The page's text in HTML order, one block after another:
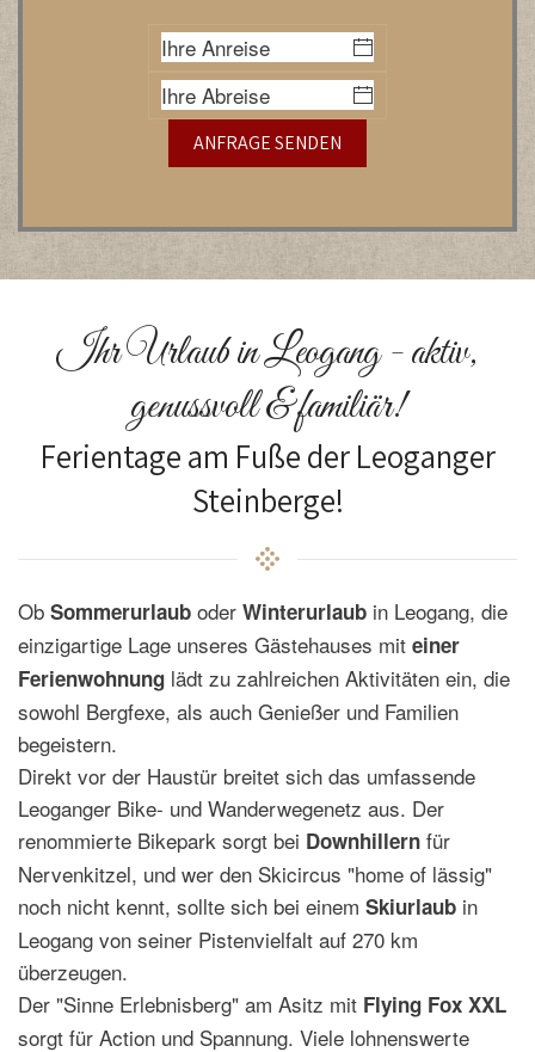
ANFRAGE SENDEN
Ihr Urlaub in Leogang - aktiv,
genussvoll & familiär!
Ferientage am Fuße der Leoganger
Steinberge!
Ob Sommerurlaub oder Winterurlaub in Leogang, die
einzigartige Lage unseres Gästehauses mit einer
Ferienwohnung lädt zu zahlreichen Aktivitäten ein, die
sowohl Bergfexe, als auch Genießer und Familien
begeistern.
Direkt vor der Haustür breitet sich das umfassende
Leoganger Bike- und Wanderwegenetz aus. Der
renommierte Bikepark sorgt bei Downhillern für
Nervenkitzel, und wer den Skicircus "home of lässig"
noch nicht kennt, sollte sich bei einem Skiurlaub in
Leogang von seiner Pistenvielfalt auf 270 km
überzeugen.
Der "Sinne Erlebnisberg" am Asitz mit Flying Fox XXL
sorgt für Action und Spannung. Viele lohnenswerte